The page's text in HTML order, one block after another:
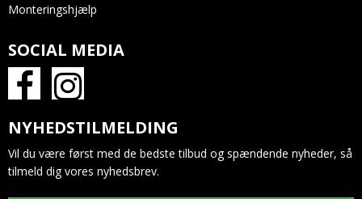
Monteringshjælp
SOCIAL MEDIA
NYHEDSTILMELDING
Vil du være først med de bedste tilbud og spændende nyheder, så
tilmeld dig vores nyhedsbrev.